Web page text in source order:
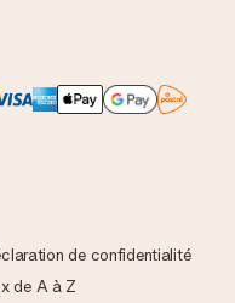
de confidentialité
de A à Z